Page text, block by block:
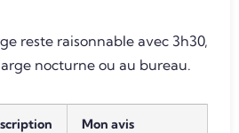
reste raisonnable avec 3h30,
nocturne ou au bureau.
Mon avis